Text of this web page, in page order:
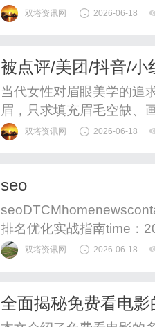
务。双塔资讯网 2026-06-18
被点评/美团/抖音/小
匠为什么可以大家的
当代女性对眉眼美学的追
眉，只求填充眉毛空缺、
形；而如今，越来越多人
体，都将半永久纹眉纳入
双塔资讯网 2026-06-18
seo
排名优化实战指南time：
算法决定回答排序，赞同
双塔资讯网 2026-06-18
全面揭秘免费看电